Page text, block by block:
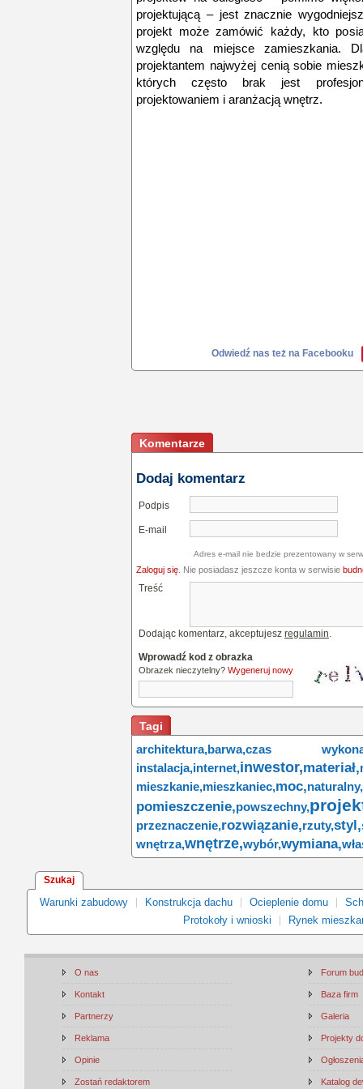
projektującą – jest znacznie
projekt może zamówić każdy, kto
względu na miejsce zamieszkania.
projektantem najwyżej cenią sobie
których często brak jest
projektowaniem i aranżacją wnętrz.
Odwiedź nas też na Facebooku
Komentarze
Dodaj komentarz
Podpis
E-mail
Adres e-mail nie bedzie prezentowany w
Zaloguj się . Nie posiadasz jeszcze konta w serwisie
Treść
Dodając komentarz, akceptujesz regulamin.
Wprowadź kod z obrazka
Obrazek nieczytelny? Wygeneruj nowy
Tagi
architektura,barwa,czas
instalacja,internet,inwestor,materiał,
mieszkanie,mieszkaniec,moc,naturalny,
pomieszczenie,powszechny,
przeznaczenie,rozwiązanie,rzuty,styl,
wnętrza,wnętrze,wybór,wymiana,
Szukaj
Warunki zabudowy Konstrukcja dachu Ocieplenie domu
Protokoły i wnioski
Rynek
O nas
Kontakt
Partnerzy
Reklama
Opinie
Zostań redaktorem
Forum
Baza firm
Galeria
Projekty
Katalog